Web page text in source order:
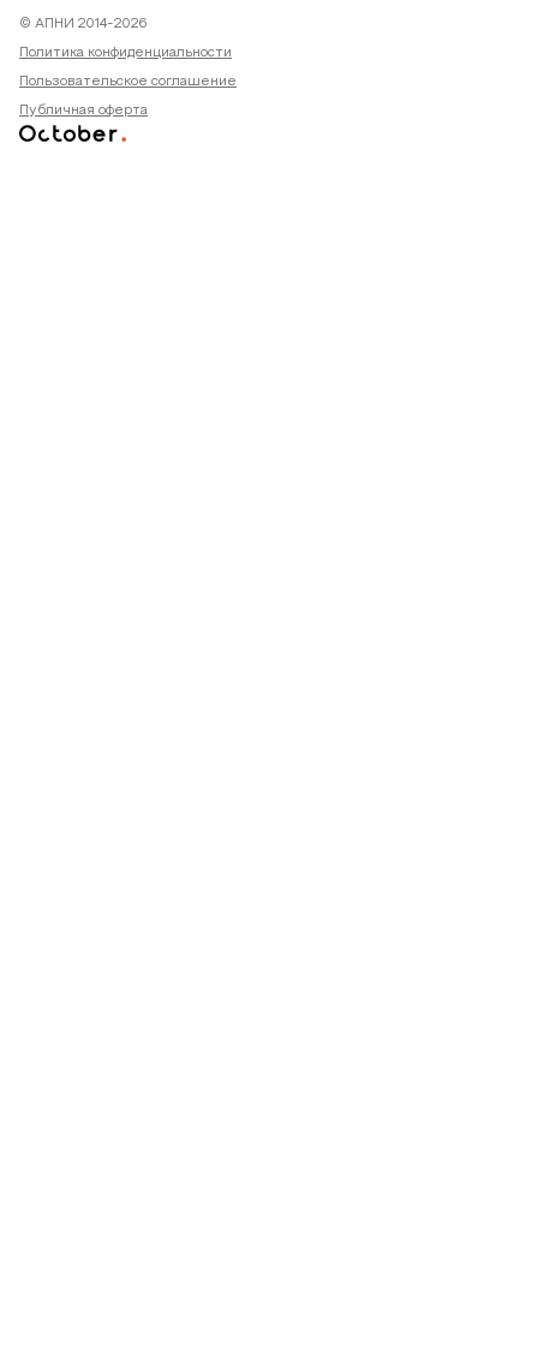
© АПНИ 2014-2026
Политика конфиденциальности
Пользовательское соглашение
Публичная оферта